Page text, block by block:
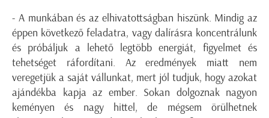
- A munkában és az elhivatottságban hiszünk. Mindig az
éppen következő feladatra, vagy dalírásra koncentrálunk
és próbáljuk a lehető legtöbb energiát, figyelmet és
tehetséget ráfordítani. Az eredmények miatt nem
veregetjük a saját vállunkat, mert jól tudjuk, hogy azokat
ajándékba kapja az ember. Sokan dolgoznak nagyon
keményen és nagy hittel, de mégsem örülhetnek